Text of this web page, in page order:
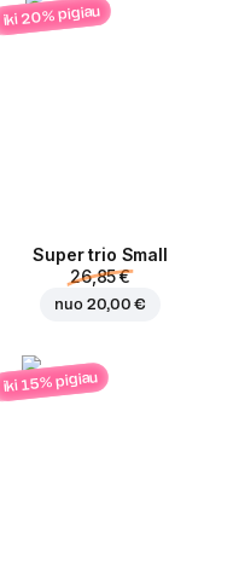
iki 20% pigiau
Super trio Small
26,85 €
nuo 20,00 €
iki 15% pigiau